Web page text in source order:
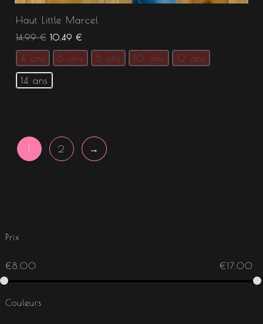
Prix
€8.00 €17.00
Couleurs
Haut Little Marcel
14.99€ 10.49 €
4 ans 6 ans 8 ans 10 ans 12 ans
14 ans
1 2 →